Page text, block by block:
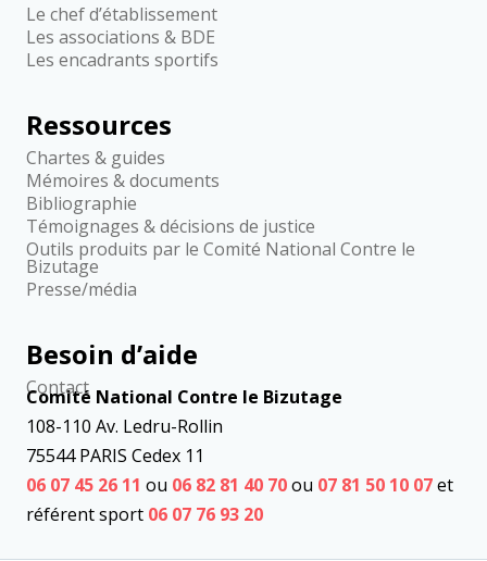
Le chef d’établissement
Les associations & BDE
Les encadrants sportifs
Ressources
Chartes & guides
Mémoires & documents
Bibliographie
Témoignages & décisions de justice
Outils produits par le Comité National Contre le
Bizutage
Presse/média
Besoin d’aide
Contact
Comité National Contre le Bizutage
108-110 Av. Ledru-Rollin
75544 PARIS Cedex 11
06 07 45 26 11 ou 06 82 81 40 70ou 07 81 50 10 07et
référent sport 06 07 76 93 20